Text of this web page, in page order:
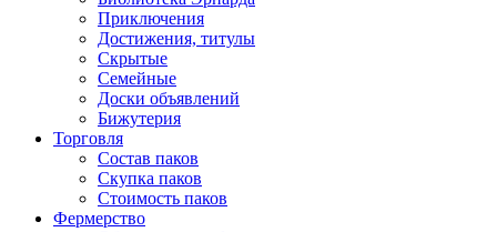
Приключения
Достижения, титулы
Скрытые
Семейные
Доски объявлений
Бижутерия
Торговля
Состав паков
Скупка паков
Стоимость паков
Фермерство